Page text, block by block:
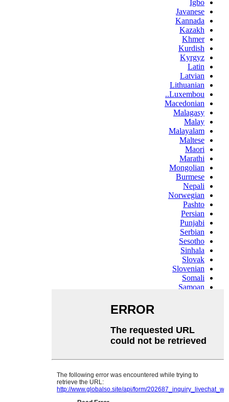
Igbo
Javanese
Kannada
Kazakh
Khmer
Kurdish
Kyrgyz
Latin
Latvian
Lithuanian
Luxembou..
Macedonian
Malagasy
Malay
Malayalam
Maltese
Maori
Marathi
Mongolian
Burmese
Nepali
Norwegian
Pashto
Persian
Punjabi
Serbian
Sesotho
Sinhala
Slovak
Slovenian
Somali
Samoan
Swahili
Tajik
Telugu
Ukrainian
Urdu